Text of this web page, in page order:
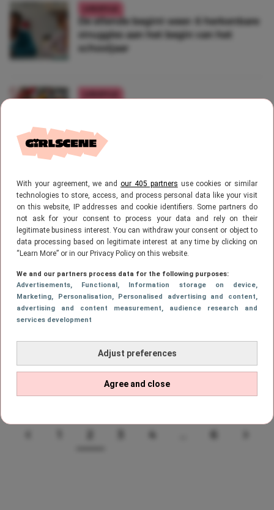
With your agreement, we andour 405 partners use cookies or similar
technologies to store, access, and process personal data like your visit
on this website, IP addresses and cookie identifiers. Some partners do
not ask for your consent to process your data and rely on their
legitimate business interest. You can withdraw your consent or object to
data processing based on legitimate interest at any time by clicking on
“Learn More” or in our Privacy Policy on this website.
We and our partners process data for the following purposes:
Advertisements, Functional , Information storage on device,
Marketing, Personalisation, Personalised advertising and content,
advertising and content measurement, audience research and
services development
Adjust preferences
Agree and close
De ellende begint weer: 6 herkenbare
struggles aan het begin van het
schooljaar
perfecte tip voor een geslaagde start
LIFESTYLE
Deze dingen herken jij sowieso als je
al besties bent vanaf de basisschool
Back to School: Met deze apps wordt
jouw iPhone je beste studiemaatje
LIFESTYLE
Hoe schrijf je een stagerapport?
PAGEPagePAGEPAGE
4 PAGE
6